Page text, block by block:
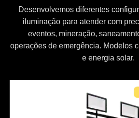
Desenvolvemos diferentes
iluminação para atender com
eventos, mineração,
operações de emergência. Modelos
e energia solar.